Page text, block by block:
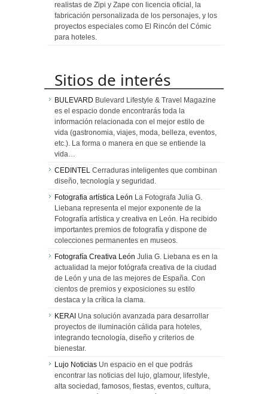
realistas de Zipi y Zape con licencia oficial, la
fabricación personalizada de los personajes, y los
proyectos especiales como El Rincón del Cómic
para hoteles.
Sitios de interés
BULEVARD Bulevard Lifestyle & Travel Magazine
es el espacio donde encontrarás toda la
información relacionada con el mejor estilo de
vida (gastronomia, viajes, moda, belleza, eventos,
etc.). La forma o manera en que se entiende la
vida…
CEDINTEL Cerraduras inteligentes que combinan
diseño, tecnología y seguridad.
Fotografia artística León La Fotografa Julia G.
Liebana representa el mejor exponente de la
Fotografía artística y creativa en León. Ha recibido
importantes premios de fotografía y dispone de
colecciones permanentes en museos.
Fotografía Creativa León Julia G. Liebana es en la
actualidad la mejor fotógrafa creativa de la ciudad
de León y una de las mejores de España. Con
cientos de premios y exposiciones su estilo
destaca y la crítica la clama.
KERAI Una solución avanzada para desarrollar
proyectos de iluminación cálida para hoteles,
integrando tecnología, diseño y criterios de
bienestar.
Lujo Noticias Un espacio en el que podrás
encontrar las noticias del lujo, glamour, lifestyle,
alta sociedad, famosos, fiestas, eventos, cultura,